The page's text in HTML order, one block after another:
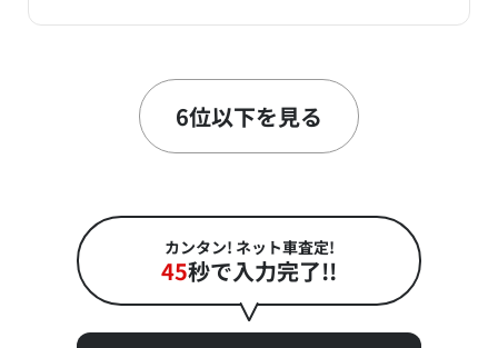
万
365.1 万
円～381.1 万
6位以下を見る
カンタン! ネット車査定!
45秒で入力完了!!